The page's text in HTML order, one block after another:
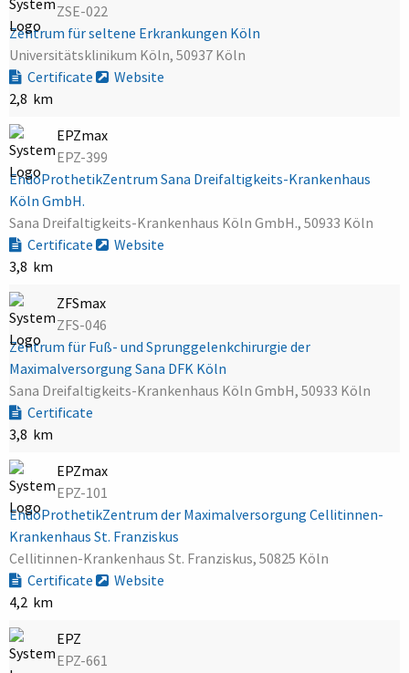
ZSE-022
Zentrum für seltene Erkrankungen Köln
Universitätsklinikum Köln, 50937 Köln
Certificate
Website
2,8 km
EPZmax
EPZ-399
EndoProthetikZentrum Sana Dreifaltigkeits-Krankenhaus
Köln GmbH.
Sana Dreifaltigkeits-Krankenhaus Köln GmbH., 50933 Köln
Certificate
Website
3,8 km
ZFSmax
ZFS-046
Zentrum für Fuß- und Sprunggelenkchirurgie der
Maximalversorgung Sana DFK Köln
Sana Dreifaltigkeits-Krankenhaus Köln GmbH, 50933 Köln
Certificate
3,8 km
EPZmax
EPZ-101
EndoProthetikZentrum der Maximalversorgung Cellitinnen-
Krankenhaus St. Franziskus
Cellitinnen-Krankenhaus St. Franziskus, 50825 Köln
Certificate
Website
4,2 km
EPZ
EPZ-661